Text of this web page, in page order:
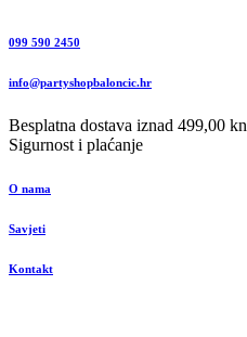
099 590 2450
info@partyshopbaloncic.hr
Besplatna dostava iznad 499,00 kn
Sigurnost i plaćanje
O nama
Savjeti
Kontakt